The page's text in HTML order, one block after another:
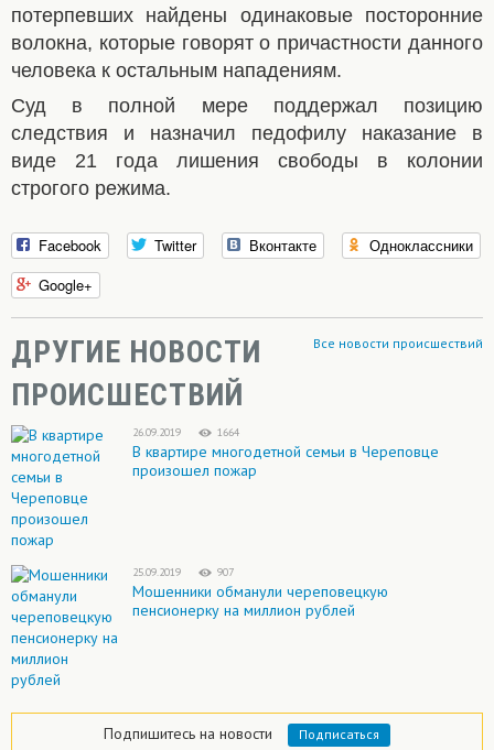
потерпевших найдены одинаковые посторонние
волокна, которые говорят о причастности данного
человека к остальным нападениям.
Суд в полной мере поддержал позицию
следствия и назначил педофилу наказание в
виде 21 года лишения свободы в колонии
строгого режима.
Facebook Twitter Вконтакте
Одноклассники
Google+
Все новости происшествий
ДРУГИЕ НОВОСТИ
ПРОИСШЕСТВИЙ
26.09.2019 1664
В квартире многодетной семьи в Череповце
произошел пожар
25.09.2019 907
Мошенники обманули череповецкую
пенсионерку на миллион рублей
Подпишитесь на новости Подписаться